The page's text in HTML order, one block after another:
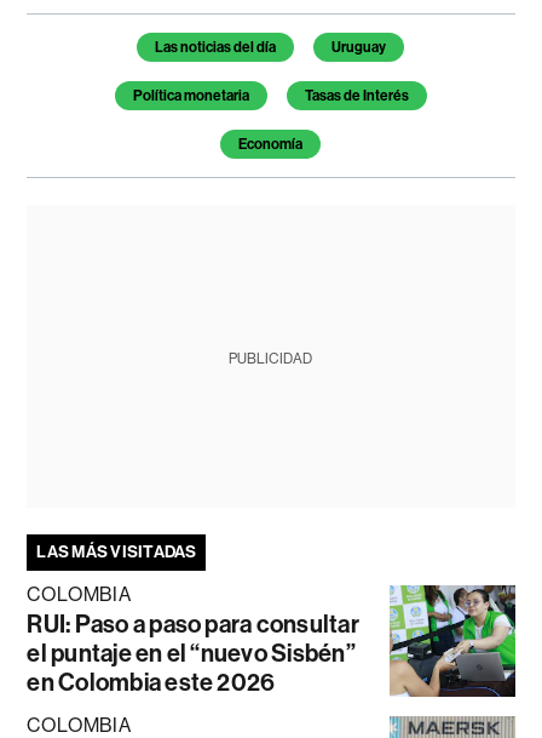
Temas de este artículo
Las noticias del día Uruguay
Política monetaria Tasas de Interés
Economía
PUBLICIDAD
LAS MÁS VISITADAS
COLOMBIA
RUI: Paso a paso para consultar
el puntaje en el “nuevo Sisbén”
en Colombia este 2026
COLOMBIA